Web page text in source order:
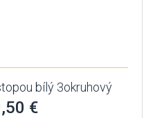
bílý 3okruhový
€